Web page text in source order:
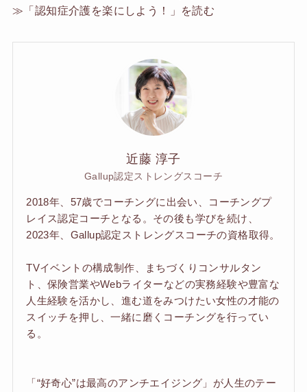
≫ 「認知症介護を楽にしよう！」を読む
近藤 淳子
Gallup認定ストレングスコーチ
2018年、57歳でコーチングに出会い、コーチングプ
レイス認定コーチとなる。その後も学びを続け、
2023年、Gallup認定ストレングスコーチの資格取得。
TVイベントの構成制作、まちづくりコンサルタン
ト、保険営業やWebライターなどの実務経験や豊富な
人生経験を活かし、進む道をみつけたい女性の才能の
スイッチを押し、一緒に磨くコーチングを行ってい
る。
「“好奇心”は最高のアンチエイジング」が人生のテー